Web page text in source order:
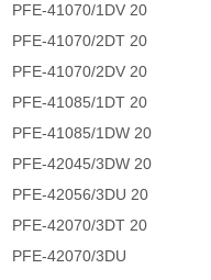
PFE-41070/1DV 20
PFE-41070/2DT 20
PFE-41070/2DV 20
PFE-41085/1DT 20
PFE-41085/1DW 20
PFE-42045/3DW 20
PFE-42056/3DU 20
PFE-42070/3DT 20
PFE-42070/3DU